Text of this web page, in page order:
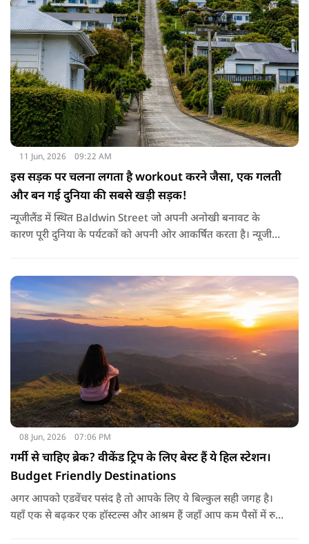
11 Jun, 2026 09:22 AM
इस सड़क पर चलना लगता है workout करने जैसा, एक गलती
और बन गई दुनिया की सबसे खड़ी सड़क!
न्यूजीलैंड में स्थित Baldwin Street जो अपनी अनोखी बनावट के
कारण पूरी दुनिया के पर्यटकों को अपनी ओर आकर्षित करता है। न्यूजीलैंड
पहुँचना बेहद आसान है। गिनीज बुक ऑफ वर्ल्ड रिकॉर्ड्स ने इस सड़क के
बिल्कुल बीचों-बीच इसकी ढलान को मापा और बाल्डविन स्ट्रीट को
आधिकारिक तौर पर 'दुनिया की सबसे खड़ी सड़क' का खिताब दिया।
08 Jun, 2026 07:06 PM
गर्मी से चाहिए ब्रेक? वीकेंड ट्रिप के लिए बेस्ट हैं ये हिल स्टेशन।
Budget Friendly Destinations
अगर आपको एडवेंचर पसंद है तो आपके लिए ये बिल्कुल सही जगह है।
यहाँ एक से बढ़कर एक हॉस्टल्स और आश्रम हैं जहाँ आप कम पैसों में रुक